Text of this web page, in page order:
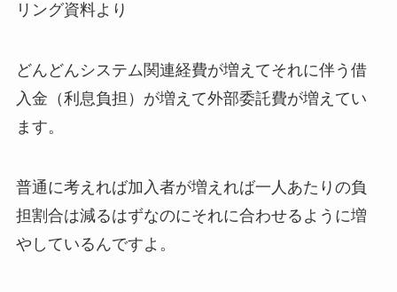
リング資料より
どんどんシステム関連経費が増えてそれに伴う借
入金（利息負担）が増えて外部委託費が増えてい
ます。
普通に考えれば加入者が増えれば一人あたりの負
担割合は減るはずなのにそれに合わせるように増
やしているんですよ。